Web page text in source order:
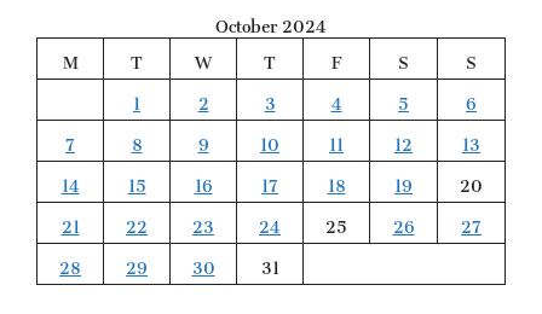
October 2024
M
T W T F S
S
1
2 3 4 5
6
7
8 9 10 11 12
13
14
15 16 17 18 19
20
21
22 23 24 25 26
27
28
29 30
31